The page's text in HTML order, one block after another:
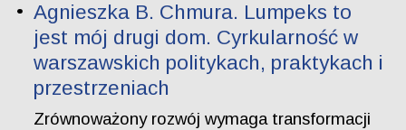
Agnieszka B. Chmura. Lumpeks to
jest mój drugi dom. Cyrkularność w
warszawskich politykach, praktykach i
przestrzeniach
Zrównoważony rozwój wymaga transformacji